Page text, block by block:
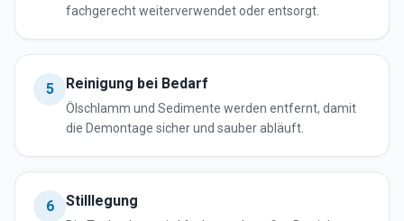
fachgerecht weiterverwendet oder entsorgt.
5 Reinigung bei Bedarf
Ölschlamm und Sedimente werden entfernt, damit
die Demontage sicher und sauber abläuft.
6 Stilllegung